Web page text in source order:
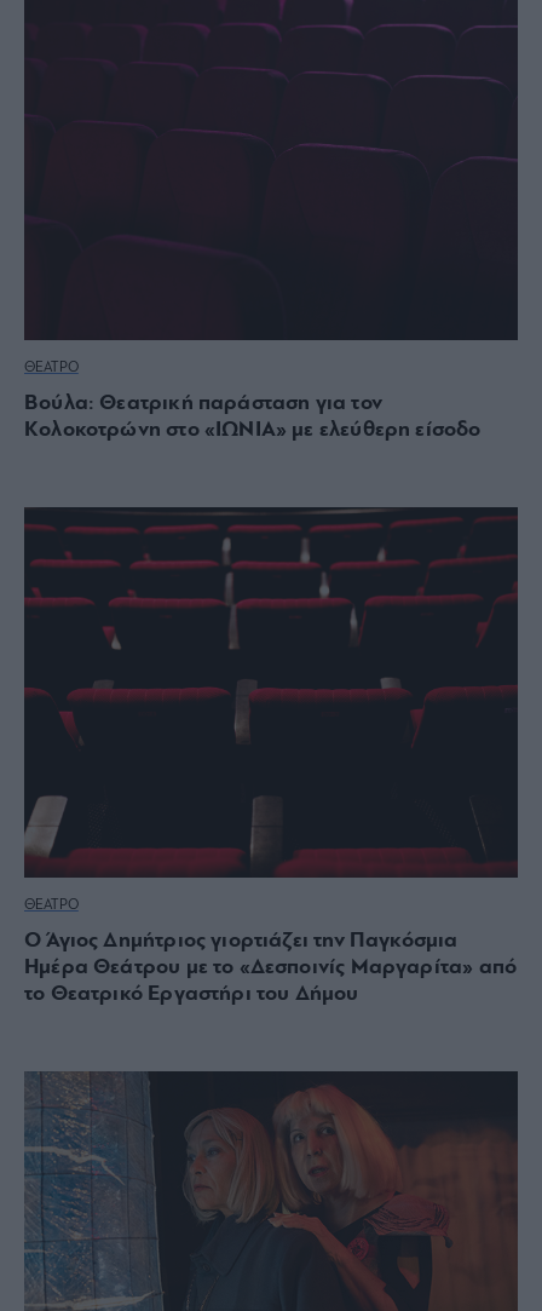
ΘΕΑΤΡΟ
Βούλα: Θεατρική παράσταση για τον
Κολοκοτρώνη στο «ΙΩΝΙΑ» με ελεύθερη είσοδο
ΘΕΑΤΡΟ
Ο Άγιος Δημήτριος γιορτιάζει την Παγκόσμια
Ημέρα Θεάτρου με το «Δεσποινίς Μαργαρίτα» από
το Θεατρικό Εργαστήρι του Δήμου